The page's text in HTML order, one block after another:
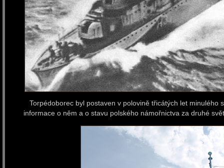
Torpédoborec byl postaven v polovině třicátých let minulého
informace o něm a o stavu polského námořnictva za druhé